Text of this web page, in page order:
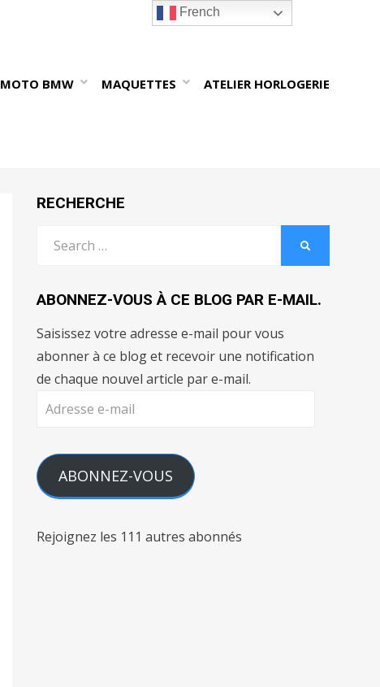
MOTO BMW MAQUETTES ATELIER HORLOGERIE
RECHERCHE
ABONNEZ-VOUS À CE BLOG PAR E-MAIL.
Saisissez votre adresse e-mail pour vous
abonner à ce blog et recevoir une notification
de chaque nouvel article par e-mail.
Adresse
ABONNEZ-VOUS
Rejoignez les 111 autres abonnés
French